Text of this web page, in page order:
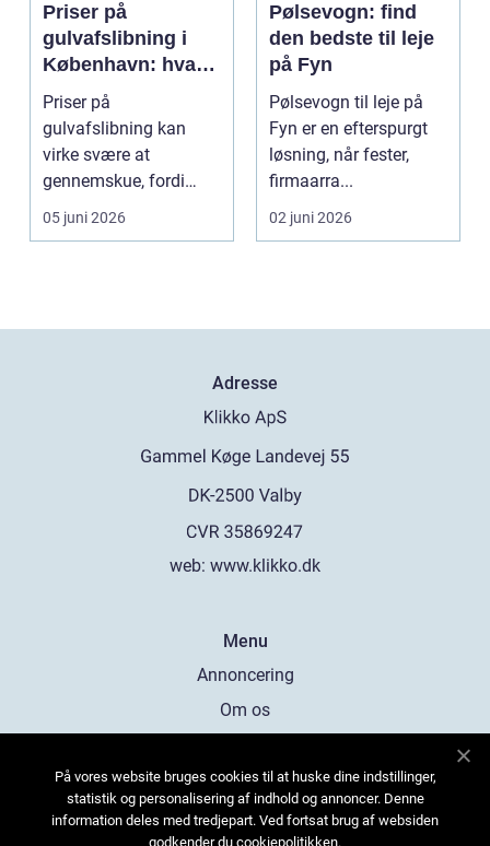
Priser på
gulvafslibning i
København: hvad
koster det
egentlig?
Priser på
gulvafslibning kan
virke svære at
gennemskue, fordi
mange faktorer spiller
ind...
05 juni 2026
Pølsevogn: find
den bedste til leje
på Fyn
Pølsevogn til leje på
Fyn er en efterspurgt
løsning, når fester,
firmaarra...
02 juni 2026
Adresse
web: www.klikko.dk
Menu
Annoncering
Om os
Kontakt os
Sitemap
På vores website bruges cookies til at huske dine indstillinger,
statistik og personalisering af indhold og annoncer. Denne
information deles med tredjepart. Ved fortsat brug af websiden
godkender du cookiepolitikken.